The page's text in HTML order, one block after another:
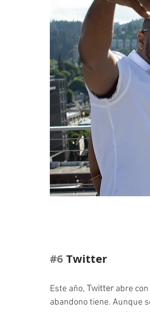
#6 Twitter
Este año, Twitter abre con
abandono tiene. Aunque